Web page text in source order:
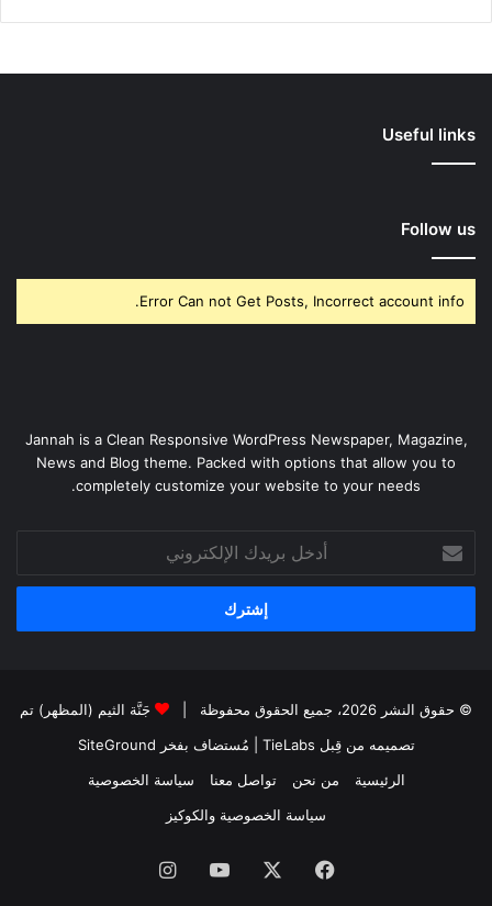
Useful links
Follow us
Error Can not Get Posts, Incorrect account info.
Jannah is a Clean Responsive WordPress Newspaper, Magazine,
News and Blog theme. Packed with options that allow you to
completely customize your website to your needs.
بريدك
الإلكتروني
© حقوق النشر 2026، جميع الحقوق محفوظة |
جَنَّة الثيم (المظهر) تم
تصميمه من قِبل TieLabs
| مُستضاف بفخر SiteGround
الرئيسية
من نحن تواصل معنا
سياسة الخصوصية
سياسة الخصوصية والكوكيز
فيسبوك ‫YouTubeانستقرام